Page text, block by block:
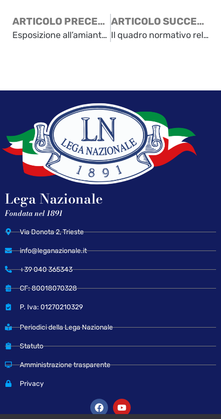
ARTICOLO PRECEDENTE
Esposizione all’amianto nei campi profughi
ARTICOLO SUCCESSIVO
Il quadro normativo relativo alle vicende storiche della Venezia Giulia, dell’Esodo, del bilinguismo
Lega Nazionale
Fondata nel 1891
Via Donota 2, Trieste
info@leganazionale.it
+39 040 365343
CF: 80018070328
P. Iva: 01270210329
Periodici della Lega Nazionale
Statuto
Amministrazione trasparente
Privacy